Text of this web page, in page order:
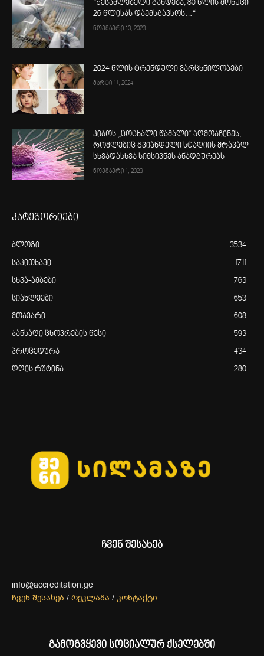
“შესაძლებელი გახდება, 80 წლის მოხუცი
26 წლისას დაემსგავსოს…“
ნოემბერი 10, 2023
2024 წლის ტრენდული ვარცხნილობები
მარტი 11, 2024
კიბოს „ცოცხალი წამალი“ აღმოაჩინეს,
რომლებიც გვიანდელი სტადიის მრავალ
სხვადასხვა სიმსივნეს ანადგურებს
ნოემბერი 1, 2023
კატეგორიები
ბლოგი 3534
საკითხავი 1711
სხვა-ამბები 763
სიახლეები 653
მთავარი 608
ჯანსაღი ცხოვრების წესი 593
პროცედურა 434
დღის რუტინა 280
ჩვენ შესახებ
info@accreditation.ge
ჩვენ შესახებ / რეკლამა / კონტაქტი
გამოგვყევი სოციალურ ქსელებში